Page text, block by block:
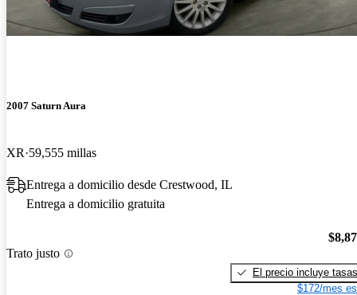
2007 Saturn Aura
XR 59,555 millas
Entrega a domicilio desde Crestwood, IL
Entrega a domicilio gratuita
Trato justo
El precio incluye tasas
$172/mes